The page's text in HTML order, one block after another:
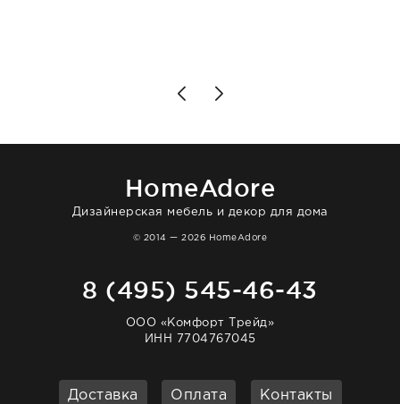
то качество выше всяких похвал. Выглядит
HomeAdore
Дизайнерская мебель и декор для дома
© 2014 — 2026 HomeAdore
8 (495) 545-46-43
ООО «Комфорт Трейд»
ИНН 7704767045
Доставка Оплата Контакты